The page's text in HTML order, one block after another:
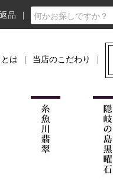
品
は 当店のこだわり